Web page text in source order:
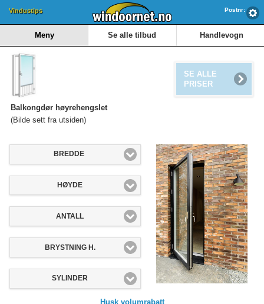
Vindustips Postnr:
Meny Se alle tilbud Handlevogn
SE ALLE
PRISER
Balkongdør høyrehengslet
(Bilde sett fra utsiden)
BREDDE
HØYDE
ANTALL
BRYSTNING H.
SYLINDER
Husk volumrabatt